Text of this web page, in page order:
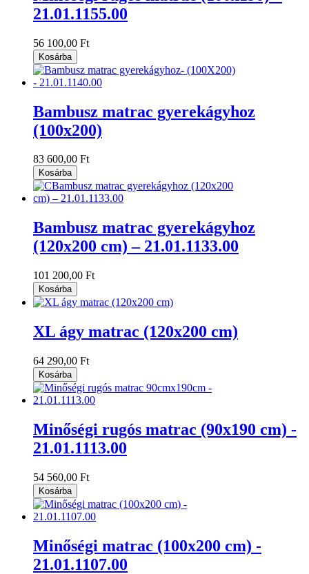
21.01.1155.00
56 100,00 Ft
Kosárba
Bambusz matrac gyerekágyhoz
(100x200)
83 600,00 Ft
Kosárba
Bambusz matrac gyerekágyhoz
(120x200 cm) – 21.01.1133.00
101 200,00 Ft
Kosárba
XL ágy matrac (120x200 cm)
64 290,00 Ft
Kosárba
Minőségi rugós matrac (90x190 cm) -
21.01.1113.00
54 560,00 Ft
Kosárba
Minőségi matrac (100x200 cm) -
21.01.1107.00